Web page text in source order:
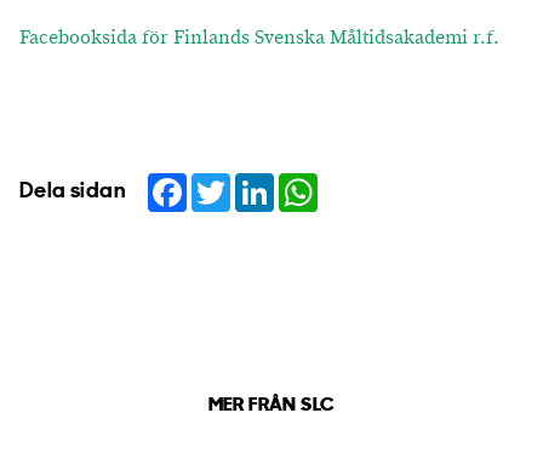
Facebooksida för Finlands Svenska Måltidsakademi r.f.
Dela sidan Facebook
TwitterLinkedIn
MER FRÅN SLC